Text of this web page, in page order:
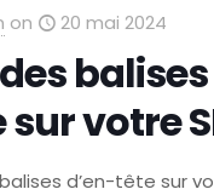
on 20 mai 2024
balises
votre
d’en-tête sur